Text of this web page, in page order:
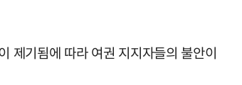
제기됨에 따라 여권 지지자들의 불안이